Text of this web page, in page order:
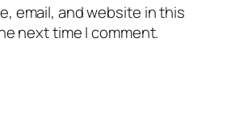
email, and website in this
next time I comment.